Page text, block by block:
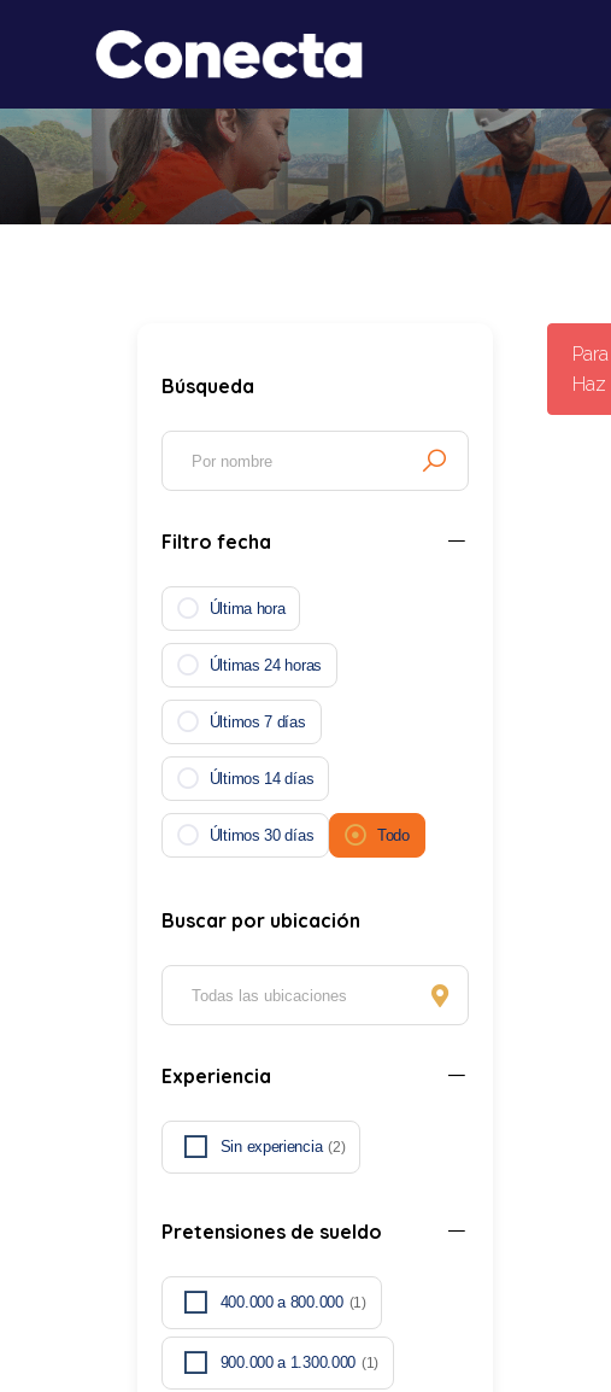
Búsqueda
Palabras clave
Filtro fecha
Última hora
Últimas 24 horas
Últimos 7 días
Últimos 14 días
Últimos 30 días Todo
Buscar por ubicación
Palabras clave
Experiencia
Sin experiencia (2)
Pretensiones de sueldo
400.000 a 800.000 (1)
900.000 a 1.300.000 (1)